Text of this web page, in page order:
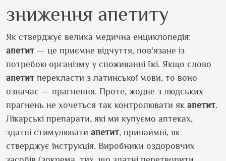
зниження апетиту
Як стверджує велика медична енциклопедія:
апетит — це приємне відчуття, пов'язане із
потребою організму у споживанні їжі. Якщо слово
апетит перекласти з латинської мови, то воно
означає — прагнення. Проте, жодне з людських
прагнень не хочеться так контролювати як апетит.
Лікарські препарати, які ми купуємо аптеках,
здатні стимулювати апетит, принаймні, як
стверджує інструкція. Виробники оздоровчих